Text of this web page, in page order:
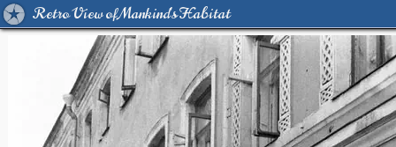
Retro View of Mankind's Habitat